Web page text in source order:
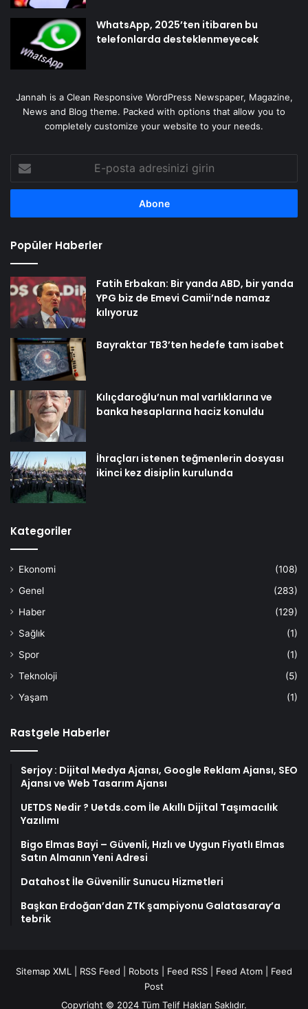
WhatsApp, 2025’ten itibaren bu
telefonlarda desteklenmeyecek
Jannah is a Clean Responsive WordPress Newspaper, Magazine,
News and Blog theme. Packed with options that allow you to
completely customize your website to your needs.
posta
adresinizi
Popüler Haberler
Fatih Erbakan: Bir yanda ABD, bir yanda
YPG biz de Emevi Camii’nde namaz
kılıyoruz
Bayraktar TB3’ten hedefe tam isabet
Kılıçdaroğlu’nun mal varlıklarına ve
banka hesaplarına haciz konuldu
İhraçları istenen teğmenlerin dosyası
ikinci kez disiplin kurulunda
Kategoriler
Ekonomi
(108)
Genel
(283)
Haber
(129)
Sağlık
(1)
Spor
(1)
Teknoloji
(5)
Yaşam
(1)
Rastgele Haberler
Serjoy : Dijital Medya Ajansı, Google Reklam Ajansı, SEO
Ajansı ve Web Tasarım Ajansı
UETDS Nedir ? Uetds.com İle Akıllı Dijital Taşımacılık
Yazılımı
Bigo Elmas Bayi – Güvenli, Hızlı ve Uygun Fiyatlı Elmas
Satın Almanın Yeni Adresi
Datahost İle Güvenilir Sunucu Hizmetleri
Başkan Erdoğan’dan ZTK şampiyonu Galatasaray’a
tebrik
Sitemap XML RSS Feed Robots Feed RSS Feed Atom
Feed
Post
Copyright © 2024 Tüm Telif Hakları Saklıdır.